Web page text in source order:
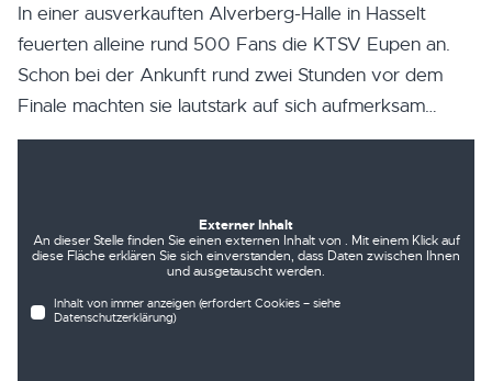
In einer ausverkauften Alverberg-Halle in Hasselt
feuerten alleine rund 500 Fans die KTSV Eupen an.
Schon bei der Ankunft rund zwei Stunden vor dem
Finale machten sie lautstark auf sich aufmerksam…
Externer Inhalt
An dieser Stelle finden Sie einen externen Inhalt von . Mit einem Klick auf
diese Fläche erklären Sie sich einverstanden, dass Daten zwischen Ihnen
und ausgetauscht werden.
Inhalt von immer anzeigen (erfordert Cookies – siehe
Datenschutzerklärung)